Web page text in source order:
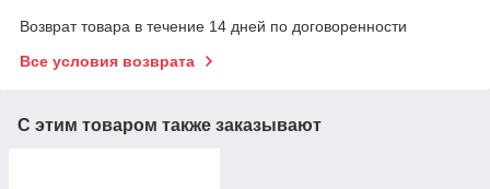
Возврат товара в течение 14 дней по договоренности
Все условия возврата
С этим товаром также заказывают